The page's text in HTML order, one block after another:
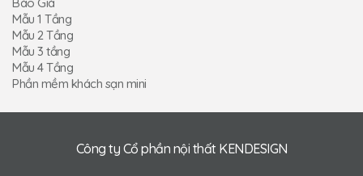
Mẫu 1 Tầng
Mẫu 2 Tầng
Mẫu 3 tầng
Mẫu 4 Tầng
Phần mềm khách sạn mini
Công ty Cổ phần nội thất KENDESIGN